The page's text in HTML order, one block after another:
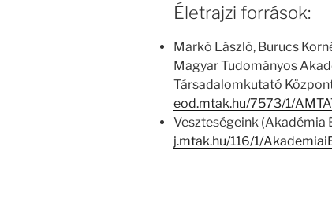
Életrajzi források:
Markó László, Burucs
Magyar Tudományos
Társadalomkutató
eod.mtak.hu/7573/1/
Veszteségeink (Akadémia
j.mtak.hu/116/1/